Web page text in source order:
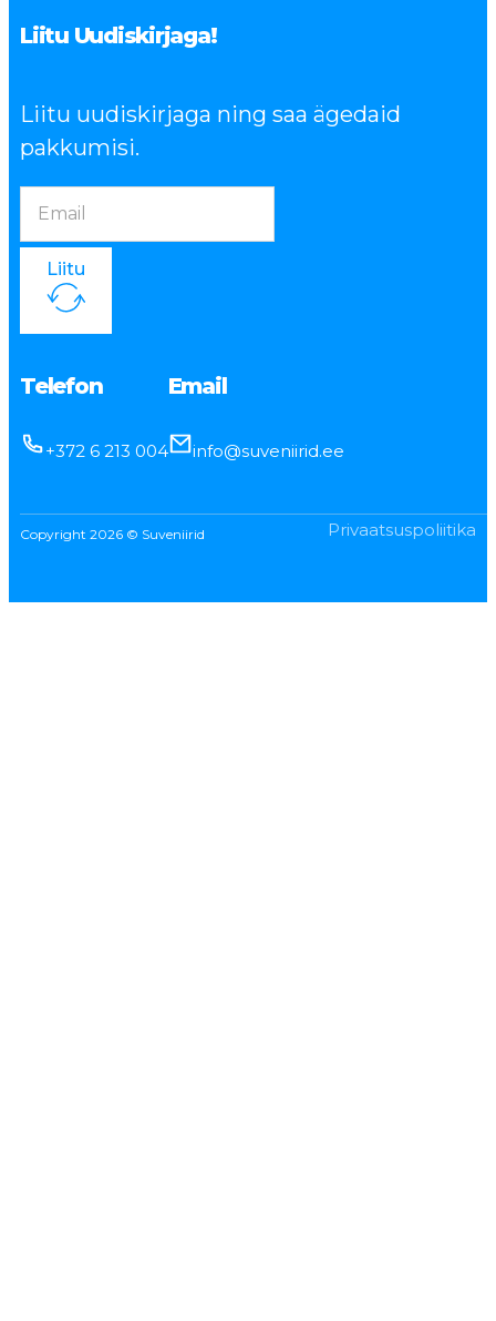
Liitu Uudiskirjaga!
Liitu uudiskirjaga ning saa ägedaid
pakkumisi.
Liitu
Telefon
+372 6 213 004
Email
info@suveniirid.ee
Copyright 2026 © Suveniirid Privaatsuspoliitika